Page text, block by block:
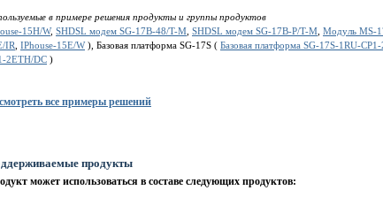
в примере решения продукты и группы продуктов
15H/W, SHDSL модем SG-17B-48/T-M SHDSL модем SG-17B-P/T-M Модуль MS-
IR
IPhouse-15E/W), Базовая платформа SG-17S ( Базовая платформа SG-17S-1RU-
2ETH/DC )
все примеры решений
продукты
может использоваться в составе следующих продуктов: